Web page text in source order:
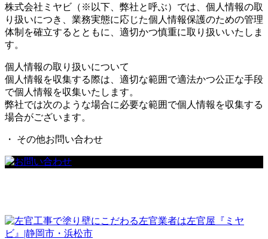
株式会社ミヤビ（※以下、弊社と呼ぶ）では、個人情報の取
り扱いにつき、業務実態に応じた個人情報保護のための管理
体制を確立するとともに、適切かつ慎重に取り扱いいたしま
す。
個人情報の取り扱いについて
個人情報を収集する際は、適切な範囲で適法かつ公正な手段
で個人情報を収集いたします。
弊社では次のような場合に必要な範囲で個人情報を収集する
場合がございます。
・ その他お問い合わせ